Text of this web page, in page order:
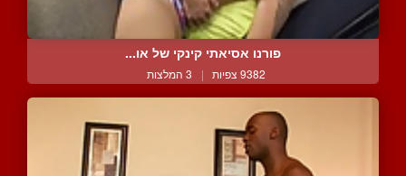
פורנו אסיאתי קינקי של או...
9382 צפיות | 3 המלצות